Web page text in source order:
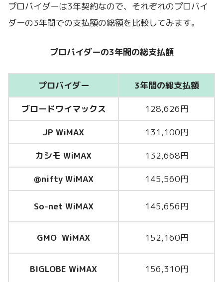
プロバイダーは3年契約なので、それぞれのプロバイ
ダーの3年間での支払額の総額を比較してみます。
プロバイダーの3年間の総支払額
プロバイダー 3年間の総支払額
ブロードワイマックス 128,626円
JP WiMAX 131,100円
カシモ WiMAX 132,668円
@nifty WiMAX 145,560円
So-net WiMAX 145,656円
GMO WiMAX 152,160円
BIGLOBE WiMAX 156,310円